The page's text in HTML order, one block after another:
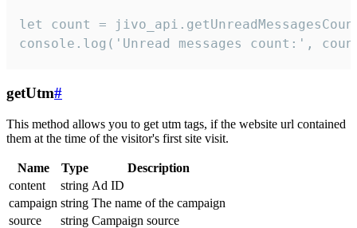
let count =
console.log('Unread messages count:',
getUtm#
This method allows you to get utm tags, if the website url contained
them at the time of the visitor's first site visit.
Name Type
Description
content
string Ad ID
campaign string The name of the campaign
source
string Campaign source